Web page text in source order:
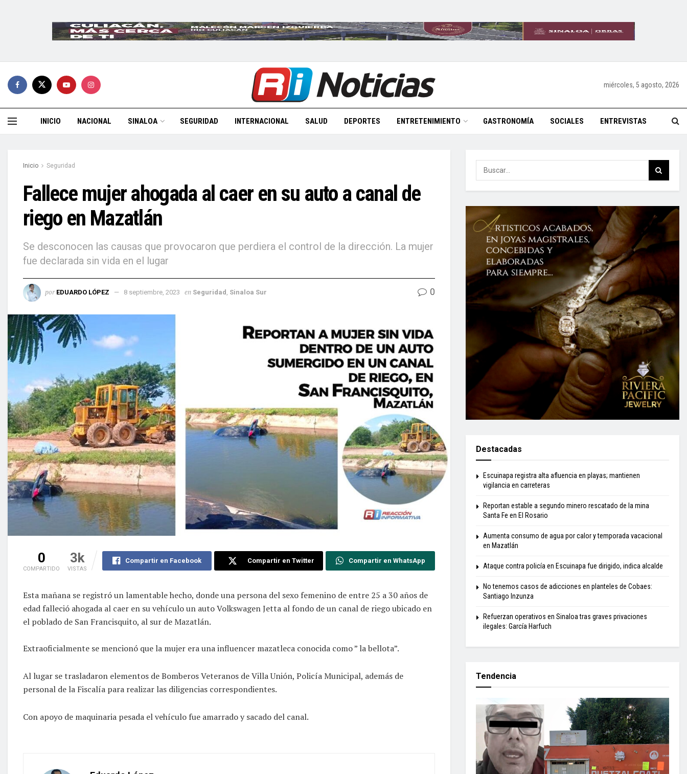
miércoles, 5 agosto, 2026
INICIO NACIONAL SINALOA SEGURIDAD INTERNACIONAL SALUD DEPORTES ENTRETENIMIENTO GASTRONOMÍA SOCIALES ENTREVISTAS
Inicio Seguridad
Fallece mujer ahogada al caer en su auto a canal de
riego en Mazatlán
Se desconocen las causas que provocaron que perdiera el control de la dirección. La mujer
fue declarada sin vida en el lugar
por EDUARDO LÓPEZ 8 septiembre, 2023 en Seguridad Sinaloa Sur 0
0
COMPARTIDO
3k
VISTAS
Compartir en Facebook Compartir en Twitter Compartir en WhatsApp
Esta mañana se registró un lamentable hecho, donde una persona del sexo femenino de entre 25 a 30 años de
edad falleció ahogada al caer en su vehículo un auto Volkswagen Jetta al fondo de un canal de riego ubicado en
el poblado de San Francisquito, al sur de Mazatlán.
Extraoficialmente se mencionó que la mujer era una influencer mazatleca conocida como ” la bellota”.
Al lugar se trasladaron elementos de Bomberos Veteranos de Villa Unión, Policía Municipal, además de
personal de la Fiscalía para realizar las diligencias correspondientes.
Con apoyo de maquinaria pesada el vehículo fue amarrado y sacado del canal.
Destacadas
Escuinapa registra alta afluencia en playas; mantienen
vigilancia en carreteras
Reportan estable a segundo minero rescatado de la mina
Santa Fe en El Rosario
Aumenta consumo de agua por calor y temporada vacacional
en Mazatlán
Ataque contra policía en Escuinapa fue dirigido, indica alcalde
No tenemos casos de adicciones en planteles de Cobaes:
Santiago Inzunza
Refuerzan operativos en Sinaloa tras graves privaciones
ilegales: García Harfuch
Tendencia